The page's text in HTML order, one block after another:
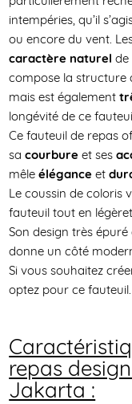
intempéries, qu’il
ou encore du vent.
caractère naturel de
compose la structure
mais est également
longévité de ce
Ce fauteuil de repas
sacourbure et ses
mêleélégance et
Le coussin de coloris
fauteuil tout en
Son design très épuré
donne un côté
Si vous souhaitez
optez pour ce fauteuil.
repas
Jakarta :